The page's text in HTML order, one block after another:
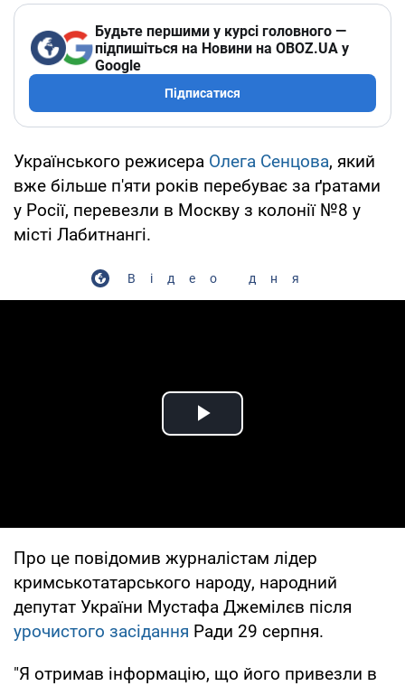
Будьте першими у курсі головного —
підпишіться на Новини на OBOZ.UA у
Google
Підписатися
Українського режисера Олега Сенцова, який
вже більше п'яти років перебуває за ґратами
у Росії, перевезли в Москву з колонії №8 у
місті Лабитнангі.
Відео дня
Play Video
Про це повідомив журналістам лідер
кримськотатарського народу, народний
депутат України Мустафа Джемілєв після
урочистого засідання Ради 29 серпня.
"Я отримав інформацію, що його привезли в